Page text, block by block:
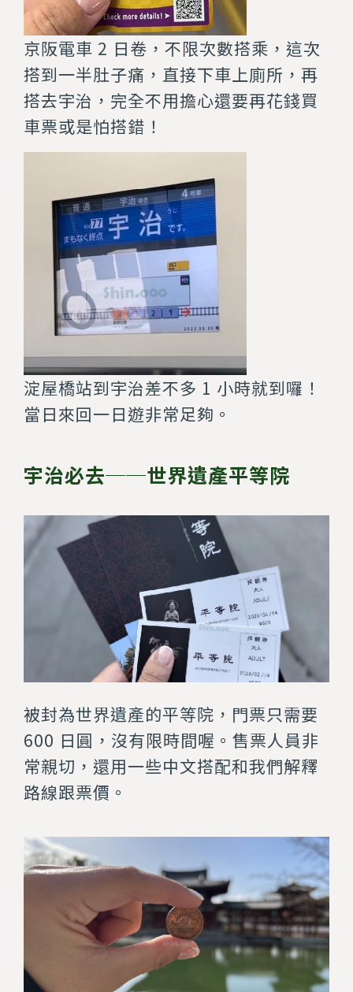
京阪電車 2 日卷，不限次數搭乘，這次
搭到一半肚子痛，直接下車上廁所，再
搭去宇治，完全不用擔心還要再花錢買
車票或是怕搭錯！
淀屋橋站到宇治差不多 1 小時就到囉！
當日來回一日遊非常足夠。
宇治必去──世界遺產平等院
被封為世界遺產的平等院，門票只需要
600 日圓，沒有限時間喔。售票人員非
常親切，還用一些中文搭配和我們解釋
路線跟票價。